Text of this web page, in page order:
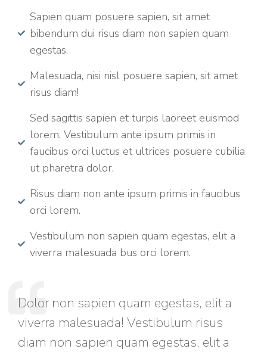
Sapien quam posuere sapien, sit amet
bibendum dui risus diam non sapien quam
egestas.
Malesuada, nisi nisl posuere sapien, sit amet
risus diam!
Sed sagittis sapien et turpis laoreet euismod
lorem. Vestibulum ante ipsum primis in
faucibus orci luctus et ultrices posuere cubilia
ut pharetra dolor.
Risus diam non ante ipsum primis in faucibus
orci lorem.
Vestibulum non sapien quam egestas, elit a
viverra malesuada bus orci lorem.
Dolor non sapien quam egestas, elit a
viverra malesuada! Vestibulum risus
diam non sapien quam egestas, elit a